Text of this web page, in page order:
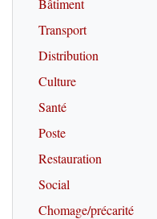
Bâtiment
Transport
Distribution
Culture
Santé
Poste
Restauration
Social
Chomage/précarité